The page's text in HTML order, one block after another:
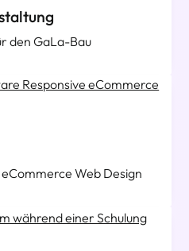
den GaLa-Bau
Web Design